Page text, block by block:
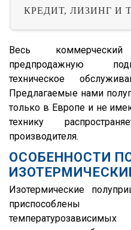
XF106
XG
X3000
X6000
Stralis
Premium
Magnum
Cargo
HD 500
544018-1320-031
5440А5-370-031
КРЕДИТ, ЛИЗИНГ И
Весь
предпродажную
техническое
Предлагаемые нами
только в Европе и не
технику
производителя.
ОСОБЕННОСТИ
Изотермические